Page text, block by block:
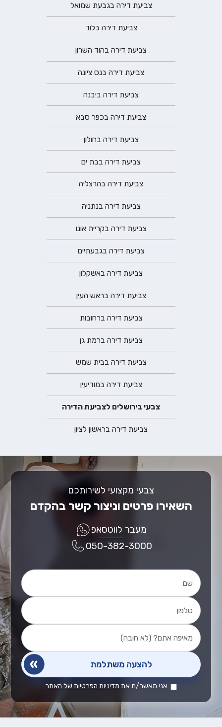
צביעת דירה בגבעת שמואל
צביעת דירה בלוד
צביעת דירה בהוד השרון
צביעת דירה בנס ציונה
צביעת דירה ביבנה
צביעת דירה בכפר סבא
צביעת דירה בחולון
צביעת דירה בבת ים
צביעת דירה בהרצליה
צביעת דירה בנתניה
צביעת דירה בקריית אונו
צביעת דירה בגבעתיים
צביעת דירה באשקלון
צביעת דירה בראש העין
צביעת דירה ברחובות
צביעת דירה ברמת גן
צביעת דירה בבית שמש
צביעת דירה במודיעין
צבעי בירושלים לצביעת הדירה
צביעת דירה בראשון לציון
צבעי מקצועי לשירותכם
השאירו פרטים וניצור קשר בהקדם
מעבר לווטסאפ
050-382-3000
אני מאשר/ת את מדיניות הפרטיות של האתר